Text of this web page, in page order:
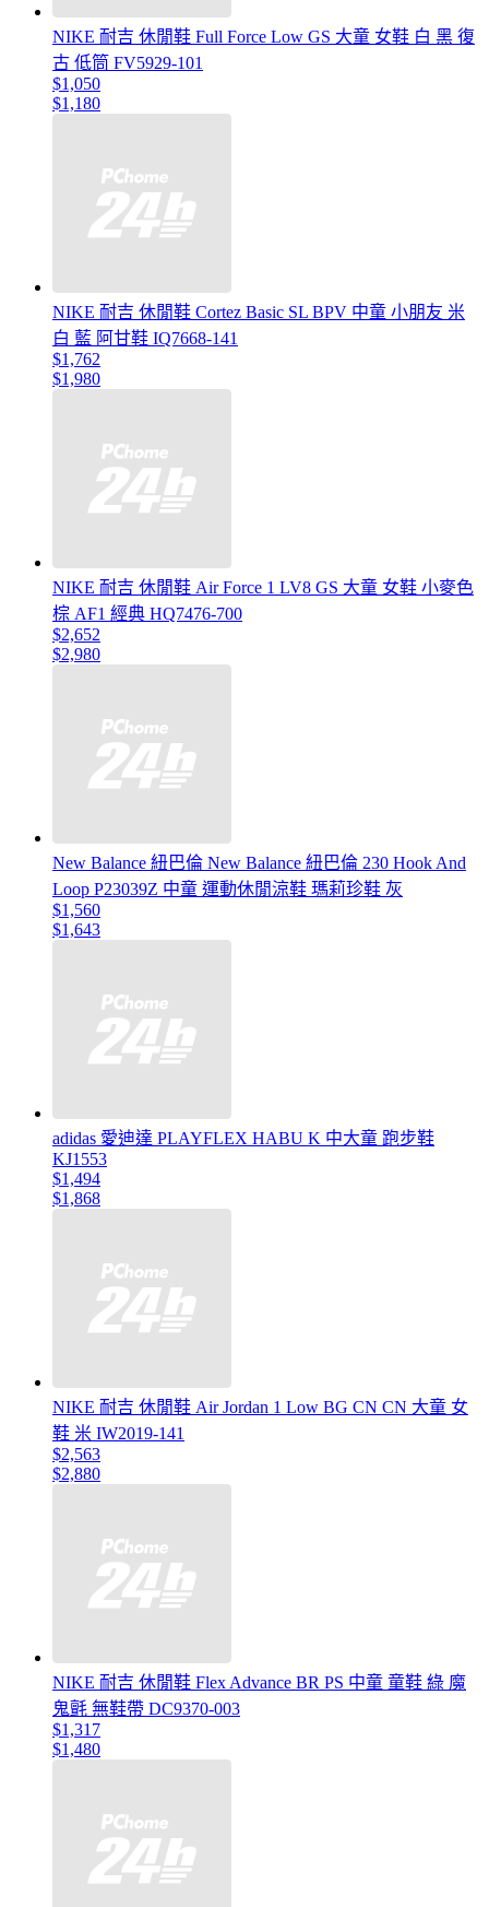
NIKE 耐吉 休閒鞋 Full Force Low GS 大童 女鞋 白 黑 復
古 低筒 FV5929-101
$1,050
$1,180
NIKE 耐吉 休閒鞋 Cortez Basic SL BPV 中童 小朋友 米
白 藍 阿甘鞋 IQ7668-141
$1,762
$1,980
NIKE 耐吉 休閒鞋 Air Force 1 LV8 GS 大童 女鞋 小麥色
棕 AF1 經典 HQ7476-700
$2,652
$2,980
New Balance 紐巴倫 New Balance 紐巴倫 230 Hook And
Loop P23039Z 中童 運動休閒涼鞋 瑪莉珍鞋 灰
$1,560
$1,643
adidas 愛迪達 PLAYFLEX HABU K 中大童 跑步鞋
KJ1553
$1,494
$1,868
NIKE 耐吉 休閒鞋 Air Jordan 1 Low BG CN CN 大童 女
鞋 米 IW2019-141
$2,563
$2,880
NIKE 耐吉 休閒鞋 Flex Advance BR PS 中童 童鞋 綠 魔
鬼氈 無鞋帶 DC9370-003
$1,317
$1,480